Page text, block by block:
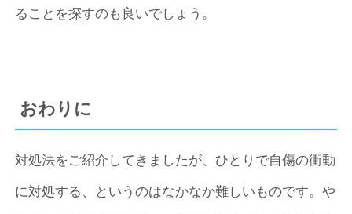
ることを探すのも良いでしょう。
おわりに
対処法をご紹介してきましたが、ひとりで自傷の衝動
に対処する、というのはなかなか難しいものです。や